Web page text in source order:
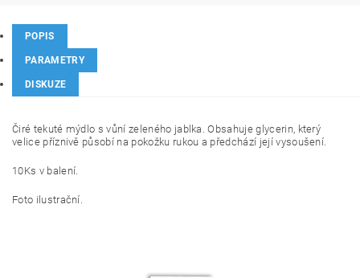
POPIS
PARAMETRY
DISKUZE
Čiré tekuté mýdlo s vůní zeleného jablka. Obsahuje glycerin, který
velice příznivě působí na pokožku rukou a předchází její vysoušení.
10Ks v balení.
Foto ilustrační.